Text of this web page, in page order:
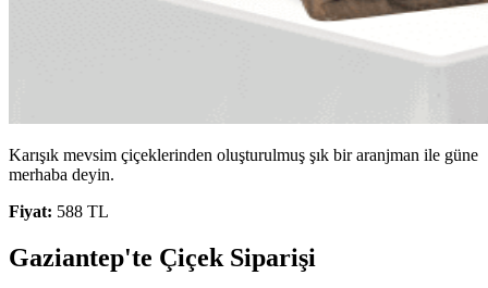
Karışık mevsim çiçeklerinden oluşturulmuş şık bir aranjman ile güne
merhaba deyin.
Fiyat: 588 TL
Gaziantep'te Çiçek Siparişi